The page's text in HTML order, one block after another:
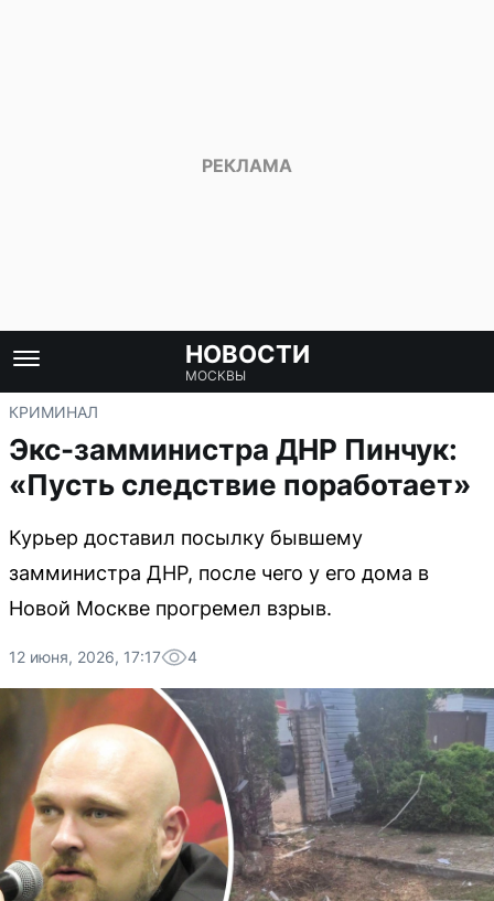
НОВОСТИ
МОСКВЫ
КРИМИНАЛ
Экс-замминистра ДНР Пинчук:
«Пусть следствие поработает»
Курьер доставил посылку бывшему
замминистра ДНР, после чего у его дома в
Новой Москве прогремел взрыв.
12 июня, 2026, 17:17 4